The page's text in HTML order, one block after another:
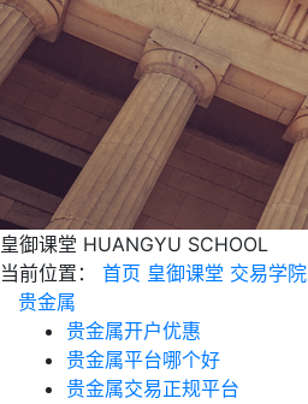
皇御课堂 HUANGYU SCHOOL
当前位置：
首页 皇御课堂 交易学院
贵金属
贵金属开户优惠
贵金属平台哪个好
贵金属交易正规平台